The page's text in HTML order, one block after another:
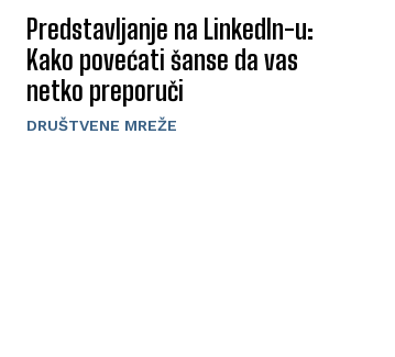
Predstavljanje na LinkedIn-u:
Kako povećati šanse da vas
netko preporuči
DRUŠTVENE MREŽE